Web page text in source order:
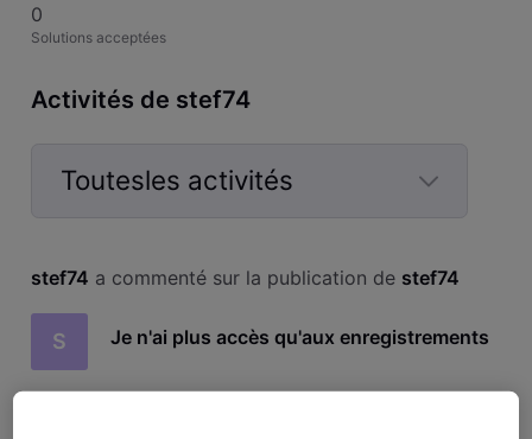
0
Solutions acceptées
Activités de stef74
Toutesles activités
activités
stef74 a commenté sur la publication de stef74
S Je n'ai plus accès qu'aux enregistrements